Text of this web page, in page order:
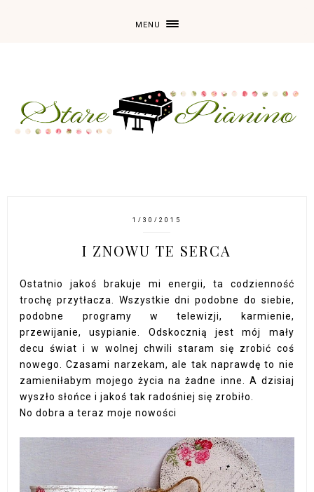
MENU
1/30/2015
I ZNOWU TE SERCA
Ostatnio jakoś brakuje mi energii, ta codzienność
trochę przytłacza. Wszystkie dni podobne do siebie,
podobne programy w telewizji, karmienie,
przewijanie, usypianie. Odskocznią jest mój mały
decu świat i w wolnej chwili staram się zrobić coś
nowego. Czasami narzekam, ale tak naprawdę to nie
zamieniłabym mojego życia na żadne inne. A dzisiaj
wyszło słońce i jakoś tak radośniej się zrobiło.
No dobra a teraz moje nowości